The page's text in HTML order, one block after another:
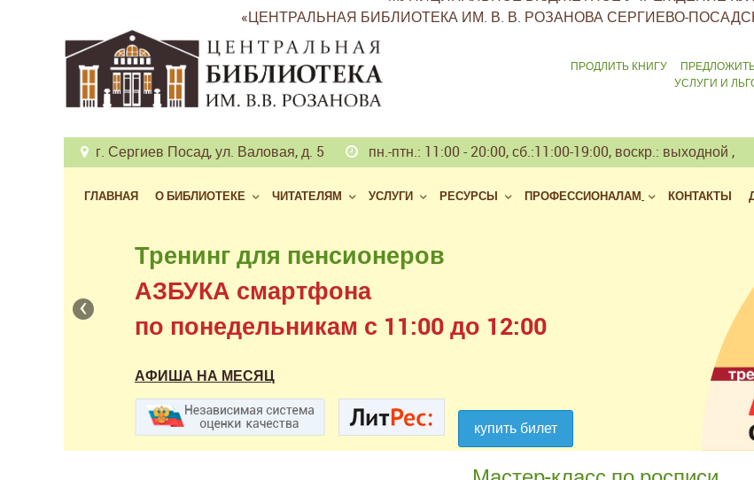
«ЦЕНТРАЛЬНАЯ БИБЛИОТЕКА ИМ. В. В. РОЗАНОВА СЕРГИЕВО-
ПРОДЛИТЬ КНИГУ
УСЛУГИ И
г. Сергиев Посад, ул. Валовая, д. 5 пн.-птн.: 11:00 - 20:00, сб.:11:00-19:00, воскр.:
ГЛАВНАЯ О БИБЛИОТЕКЕ ЧИТАТЕЛЯМ УСЛУГИ РЕСУРСЫ ПРОФЕССИОНАЛАМ КОНТАКТЫ
Бесплатный доступ
к фондам российских библиотек
в нашем читальном зале
АФИША НА МЕСЯЦ
купить билет
Тренинг для пенсионеров
АЗБУКА смартфона
по понедельникам с 11:00 до 12:00
АФИША НА МЕСЯЦ
купить билет
‹